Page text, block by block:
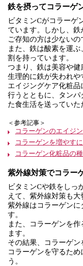
鉄を摂ってコラーゲ
ビタミンCがコラーゲ
ています。しかし、
ご存知の方は少ないの
また、鉄は酸素を運
割を持っています。
つまり、鉄は美容や健
生理的に鉄が失われや
エイジングケア化粧
行うとともに、タン
た食生活を送っていた
＜参考記事＞
コラーゲンのエイジ
コラーゲンを増やす
コラーゲン化粧品の
紫外線対策でコラー
ビタミンCや鉄をしっ
えて、紫外線対策も大
紫外線はコラーゲン
す。
また、コラーゲンを
ます。
その結果、コラーゲン
コラーゲンを守るた
う。